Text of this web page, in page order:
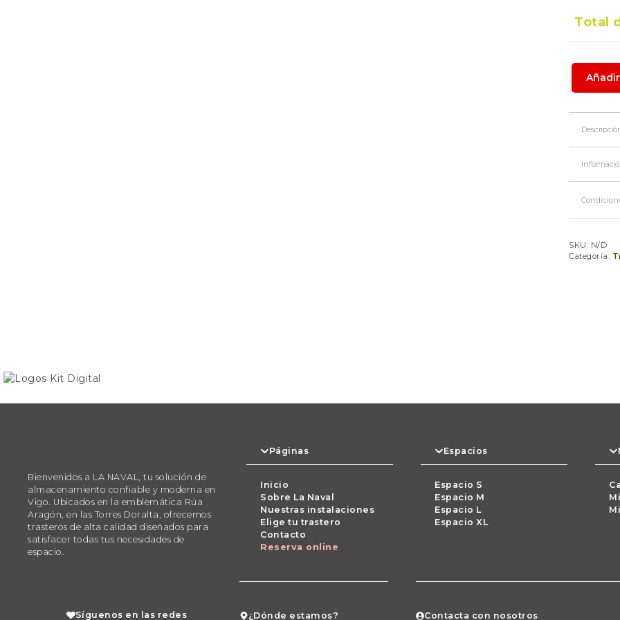
Total
Espacio
seguro,
SKU: N/D
Categoría:
Bienvenidos a LA NAVAL, tu solución de
almacenamiento confiable y moderna en
Vigo. Ubicados en la emblemática Rúa
Aragón, en las Torres Doralta, ofrecemos
trasteros de alta calidad diseñados para
satisfacer todas tus necesidades de
espacio.
Páginas
Inicio
Sobre La Naval
Nuestras instalaciones
Elige tu trastero
Contacto
Reserva online
Espacios
Espacio S
Espacio M
Espacio L
Espacio XL
Síguenos en las redes ¿Dónde estamos? Contacta con nosotros